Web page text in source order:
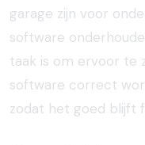
garage zijn voor
software
taak is om ervoor te
software correct
zodat het goed blijft